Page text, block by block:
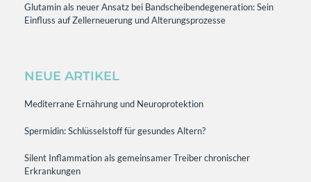
Glutamin als neuer Ansatz bei Bandscheibendegeneration: Sein
Einfluss auf Zellerneuerung und Alterungsprozesse
NEUE ARTIKEL
Mediterrane Ernährung und Neuroprotektion
Spermidin: Schlüsselstoff für gesundes Altern?
Silent Inflammation als gemeinsamer Treiber chronischer
Erkrankungen